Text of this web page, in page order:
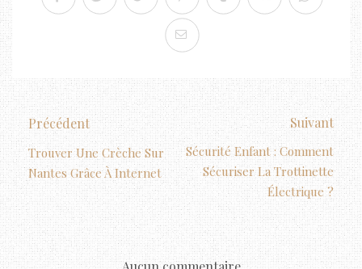
Précédent
Trouver Une Crèche Sur
Nantes Grâce À Internet
Suivant
Sécurité Enfant : Comment
Sécuriser La Trottinette
Électrique ?